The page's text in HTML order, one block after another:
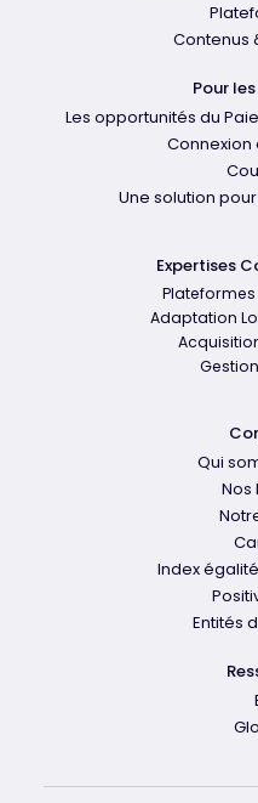
Contenus
Pour
Les opportunités du
Connexion
Une solution
Expertises
Adaptation
Qui
Nos
Index
Entités